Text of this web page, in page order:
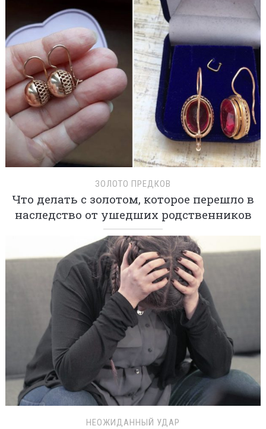
ЗОЛОТО ПРЕДКОВ
Что делать с золотом, которое перешло в
наследство от ушедших родственников
НЕОЖИДАННЫЙ УДАР